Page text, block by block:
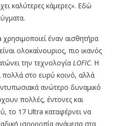
καλύτερες κάμερες». Εδώ
έναν αισθητήρα
ολοκαίνουριος, πιο ικανός
την τεχνολογία LOFIC. Η
πολλά στο ευρύ κοινό, αλλά
ανώτερο δυναμικό
πολλές, έντονες και
το 17 Ultra καταφέρνει να
ισορροπία ανάμεσα στα